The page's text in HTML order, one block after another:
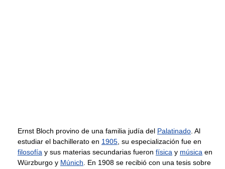
Ernst Bloch provino de una familia judía del Palatinado . Al
estudiar el bachillerato en 1905 , su especialización fue en
filosofía y sus materias secundarias fueron física y música en
Würzburgo y Múnich . En 1908 se recibió con una tesis sobre